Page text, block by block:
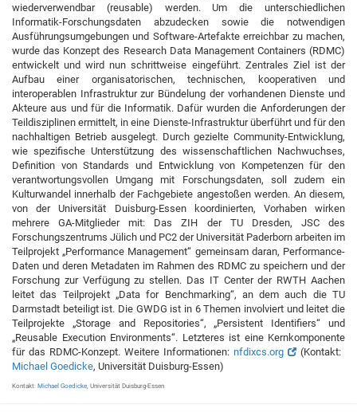
wiederverwendbar (reusable) werden. Um die unterschiedlichen
Informatik-Forschungsdaten abzudecken sowie die notwendigen
Ausführungsumgebungen und Software-Artefakte erreichbar zu machen,
wurde das Konzept des Research Data Management Containers (RDMC)
entwickelt und wird nun schrittweise eingeführt. Zentrales Ziel ist der
Aufbau einer organisatorischen, technischen, kooperativen und
interoperablen Infrastruktur zur Bündelung der vorhandenen Dienste und
Akteure aus und für die Informatik. Dafür wurden die Anforderungen der
Teildisziplinen ermittelt, in eine Dienste-Infrastruktur überführt und für den
nachhaltigen Betrieb ausgelegt. Durch gezielte Community-Entwicklung,
wie spezifische Unterstützung des wissenschaftlichen Nachwuchses,
Definition von Standards und Entwicklung von Kompetenzen für den
verantwortungsvollen Umgang mit Forschungsdaten, soll zudem ein
Kulturwandel innerhalb der Fachgebiete angestoßen werden. An diesem,
von der Universität Duisburg-Essen koordinierten, Vorhaben wirken
mehrere GA-Mitglieder mit: Das ZIH der TU Dresden, JSC des
Forschungszentrums Jülich und PC2 der Universität Paderborn arbeiten im
Teilprojekt „Performance Management“ gemeinsam daran, Performance-
Daten und deren Metadaten im Rahmen des RDMC zu speichern und der
Forschung zur Verfügung zu stellen. Das IT Center der RWTH Aachen
leitet das Teilprojekt „Data for Benchmarking“, an dem auch die TU
Darmstadt beteiligt ist. Die GWDG ist in 6 Themen involviert und leitet die
Teilprojekte „Storage and Repositories“, „Persistent Identifiers“ und
„Reusable Execution Environments“. Letzteres ist eine Kernkomponente
für das RDMC-Konzept. Weitere Informationen: nfdixcs.org
(Kontakt: ­
Michael Goedicke, Universität Duisburg-Essen)
Kontakt: Michael Goedicke , Universität Duisburg-Essen